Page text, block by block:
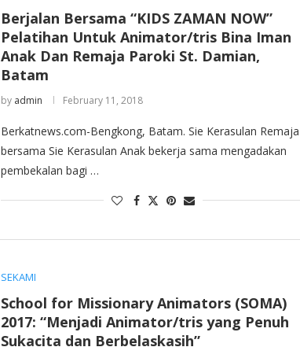
Berjalan Bersama “KIDS ZAMAN NOW”
Pelatihan Untuk Animator/tris Bina Iman
Anak Dan Remaja Paroki St. Damian,
Batam
by admin February 11, 2018
Berkatnews.com-Bengkong, Batam. Sie Kerasulan Remaja
bersama Sie Kerasulan Anak bekerja sama mengadakan
pembekalan bagi …
SEKAMI
School for Missionary Animators (SOMA)
2017: “Menjadi Animator/tris yang Penuh
Sukacita dan Berbelaskasih”